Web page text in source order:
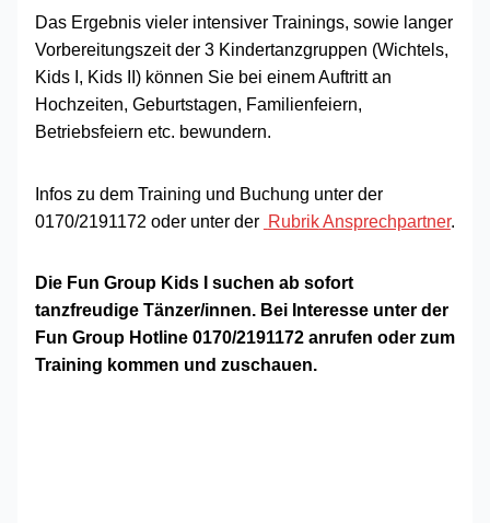
Das Ergebnis vieler intensiver Trainings, sowie langer
Vorbereitungszeit der 3 Kindertanzgruppen (Wichtels,
Kids I, Kids II) können Sie bei einem Auftritt an
Hochzeiten, Geburtstagen, Familienfeiern,
Betriebsfeiern etc. bewundern.
Infos zu dem Training und Buchung unter der
0170/2191172 oder unter der RubrikAnsprechpartner.
Die Fun Group Kids I suchen ab sofort
tanzfreudige Tänzer/innen. Bei Interesse unter der
Fun Group Hotline 0170/2191172 anrufen oder zum
Training kommen und zuschauen.